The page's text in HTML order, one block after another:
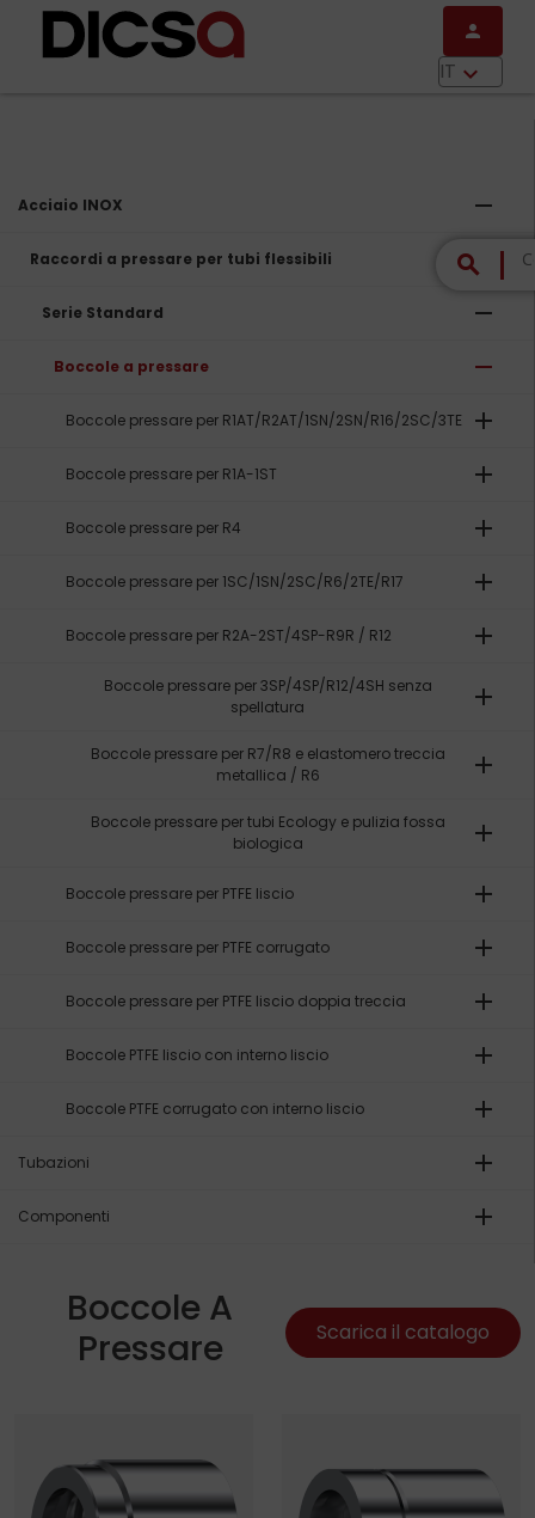
Salta al contenuto principale
person
IT keyboard_arrow_down
search
Acciaio INOX remove
Raccordi a pressare per tubi flessibili remove
Serie Standard remove
Boccole a pressare remove
Boccole pressare per R1AT/R2AT/1SN/2SN/R16/2SC/3TE add
Boccole pressare per R1A-1ST add
Boccole pressare per R4 add
Boccole pressare per 1SC/1SN/2SC/R6/2TE/R17 add
Boccole pressare per R2A-2ST/4SP-R9R / R12 add
Boccole pressare per 3SP/4SP/R12/4SH senza
spellatura
add
Boccole pressare per R7/R8 e elastomero treccia
metallica / R6
add
Boccole pressare per tubi Ecology e pulizia fossa
biologica
add
Boccole pressare per PTFE liscio add
Boccole pressare per PTFE corrugato add
Boccole pressare per PTFE liscio doppia treccia add
Boccole PTFE liscio con interno liscio add
Boccole PTFE corrugato con interno liscio add
Tubazioni add
Componenti add
Boccole A
Pressare
Scarica il catalogo